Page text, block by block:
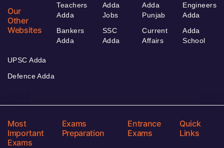
Our
Other
Websites
Teachers
Adda
Bankers
Adda
Adda
Jobs
SSC
Adda
Adda
Punjab
Current
Affairs
Engineers
Adda
Adda
School
UPSC Adda
Defence Adda
Most
Important
Exams
Exams
Preparation
Entrance
Exams
Quick
Links